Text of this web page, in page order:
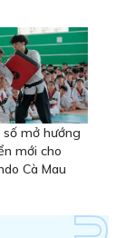
số mở hướng
mới cho
Cà Mau